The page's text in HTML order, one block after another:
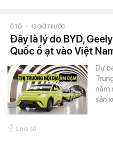
Ô TÔ - 13 GIỜ TRƯỚC
Đây là lý do BYD,
Quốc ồ ạt vào Việt
Dự
năm
sản
Chia sẻ